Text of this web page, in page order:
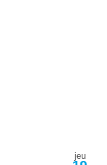
jeu